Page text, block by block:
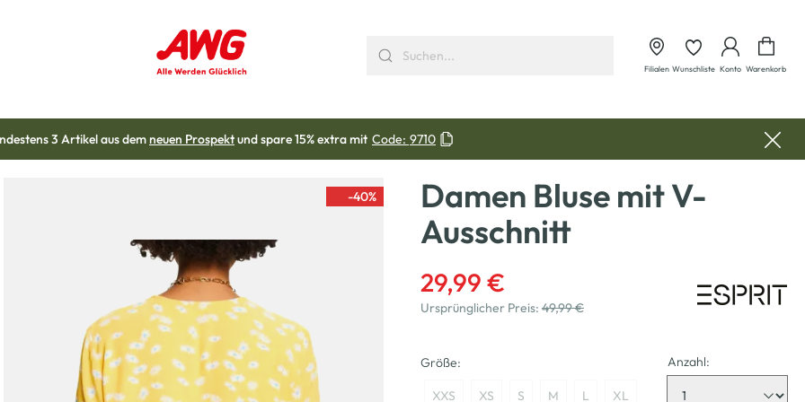
Filialen Wunschliste Konto Warenkorb
3 Artikel aus demneuen Prospektund spare 15% extra mit Code: 9710
-40%
Damen Bluse mit V-
Ausschnitt
29,99 €
Ursprünglicher Preis: 49,99 €
Größe:
XXS XS S M L XL
Anzahl: